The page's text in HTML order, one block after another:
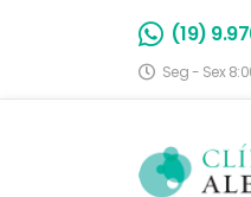
(19)
Seg - Sex